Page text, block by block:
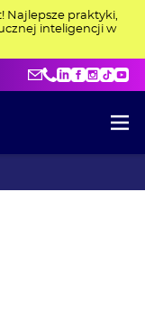
Najlepsze praktyki,
inteligencji w
+48 515 275
LinkedIn